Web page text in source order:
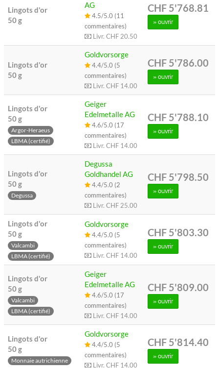
Lingots d'or
50 g
AG
4.5/5.0 (11
commentaires)
Livr. CHF 20.50
CHF 5'768.81
» ouvrir
Lingots d'or
50 g
Goldvorsorge
4.4/5.0 (5
commentaires)
Livr. CHF 14.00
CHF 5'786.00
» ouvrir
Lingots d'or
50 g
Argor-Heraeus
LBMA (certifié)
Geiger
Edelmetalle AG
4.6/5.0 (17
commentaires)
Livr. CHF 14.00
CHF 5'788.10
» ouvrir
Lingots d'or
50 g
Degussa
Degussa
Goldhandel AG
4.4/5.0 (2
commentaires)
Livr. CHF 25.00
CHF 5'798.50
» ouvrir
Lingots d'or
50 g
Valcambi
LBMA (certifié)
Goldvorsorge
4.4/5.0 (5
commentaires)
Livr. CHF 14.00
CHF 5'803.30
» ouvrir
Lingots d'or
50 g
Valcambi
LBMA (certifié)
Geiger
Edelmetalle AG
4.6/5.0 (17
commentaires)
Livr. CHF 14.00
CHF 5'809.00
» ouvrir
Lingots d'or
50 g
Monnaie autrichienne
Goldvorsorge
4.4/5.0 (5
commentaires)
Livr. CHF 14.00
CHF 5'814.40
» ouvrir